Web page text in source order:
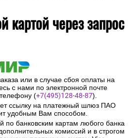
кассовый чек.
информация не будет
лицам за исключением
законодательством РФ.
картой через запрос
или в случае сбоя оплаты на